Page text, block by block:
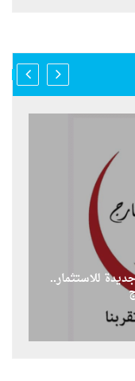
للاستثمار..